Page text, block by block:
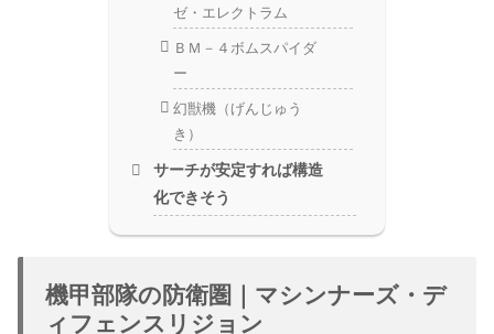
ゼ・エレクトラム
ＢＭ－４ボムスパイダ
ー
幻獣機（げんじゅう
き）
サーチが安定すれば構造
化できそう
機甲部隊の防衛圏｜マシンナーズ・デ
ィフェンスリジョン